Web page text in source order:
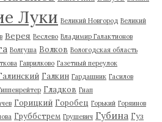
Луки Великий Новгород Великий
Верея Веслево Владимир Галактионов
Волгуша Волков Вологодская область
Гаврилково Газетный переулок
Галкин Гардашник Гасилов
Гладков Гнап
Горицкий Горобец Горький Горяинов
Груббстрем Грушевич Губина Гуз